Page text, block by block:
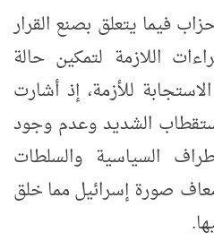
فيما يتعلق بصنع القرار
اللازمة لتمكين حالة
للأزمة، إذ أشارت
الشديد وعدم وجود
السياسية والسلطات
صورة إسرائيل مما خلق